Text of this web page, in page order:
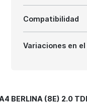
Compatibilidad
Variaciones en
(8E) 2.0